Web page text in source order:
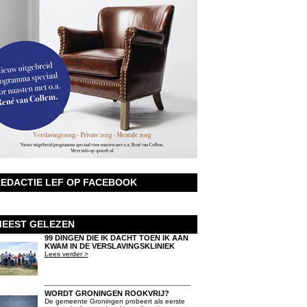
LEF OP FACEBOOK
GELEZEN
99 DINGEN DIE IK DACHT TOEN IK AAN
KWAM IN DE VERSLAVINGSKLINIEK
Lees verder >
WORDT GRONINGEN ROOKVRIJ?
De gemeente Groningen probeert als eerste